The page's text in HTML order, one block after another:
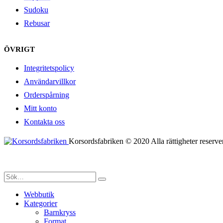
Sudoku
Rebusar
ÖVRIGT
Integritetspolicy
Användarvillkor
Orderspårning
Mitt konto
Kontakta oss
Korsordsfabriken © 2020 Alla rättigheter
Webbutik
Kategorier
Barnkryss
Format